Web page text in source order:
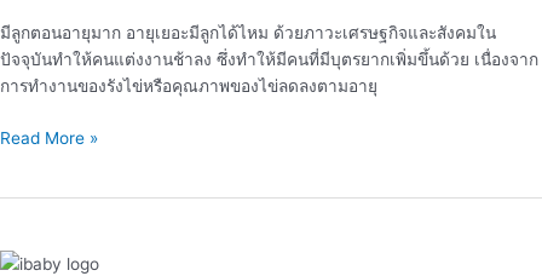
มีลูกตอนอายุมาก อายุเยอะมีลูกได้ไหม ด้วยภาวะเศรษฐกิจและสังคมใน
ปัจจุบันทำให้คนแต่งงานช้าลง ซึ่งทำให้มีคนที่มีบุตรยากเพิ่มขึ้นด้วย เนื่องจาก
การทำงานของรังไข่หรือคุณภาพของไข่ลดลงตามอายุ
ลูก
ได้
ไหม
Read More »